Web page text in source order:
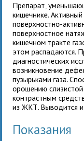
Препарат,
кишечнике.
поверхностно-
поверхностное
кишечном тракте
этом распадаются.
диагностических
возникновение
пузырьками газа.
орошению
контрастным
из ЖКТ. Выводится
Показания